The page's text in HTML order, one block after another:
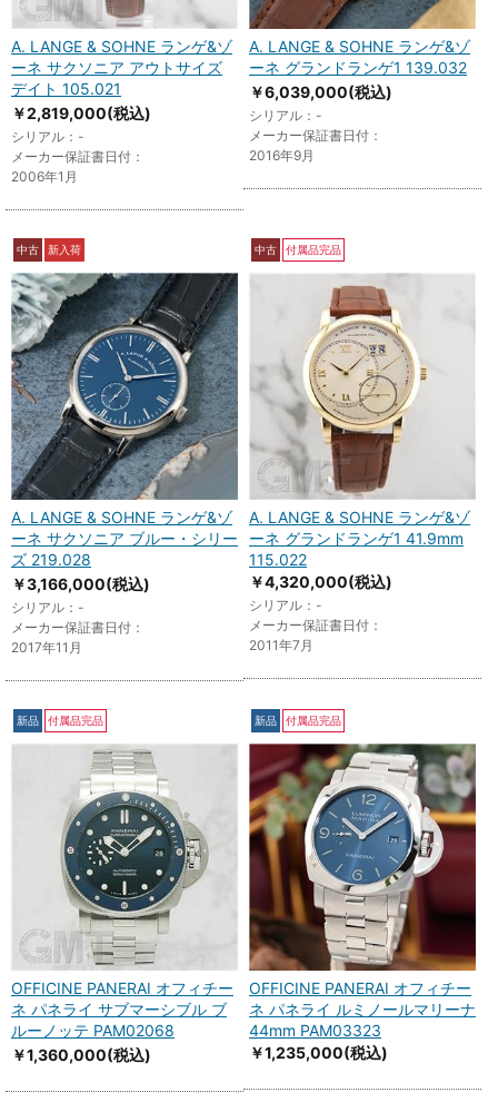
A. LANGE & SOHNE ランゲ&ゾ
ーネ サクソニア アウトサイズ
デイト 105.021
￥2,819,000(税込)
シリアル：-
メーカー保証書日付：
2006年1月
A. LANGE & SOHNE ランゲ&ゾ
ーネ グランドランゲ1 139.032
￥6,039,000(税込)
シリアル：-
メーカー保証書日付：
2016年9月
中古 新入荷
A. LANGE & SOHNE ランゲ&ゾ
ーネ サクソニア ブルー・シリー
ズ 219.028
￥3,166,000(税込)
シリアル：-
メーカー保証書日付：
2017年11月
中古 付属品完品
A. LANGE & SOHNE ランゲ&ゾ
ーネ グランドランゲ1 41.9mm
115.022
￥4,320,000(税込)
シリアル：-
メーカー保証書日付：
2011年7月
新品 付属品完品
OFFICINE PANERAI オフィチー
ネ パネライ サブマーシブル ブ
ルーノッテ PAM02068
￥1,360,000(税込)
新品 付属品完品
OFFICINE PANERAI オフィチー
ネ パネライ ルミノールマリーナ
44mm PAM03323
￥1,235,000(税込)